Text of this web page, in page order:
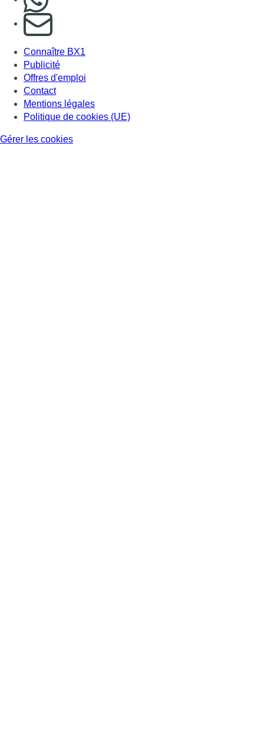
S'abonner à notre newsletter
Connaître BX1
Publicité
Offres d'emploi
Contact
Mentions légales
Politique de cookies (UE)
Gérer les cookies